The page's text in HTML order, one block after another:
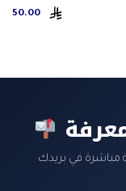
50.00
في بريدك